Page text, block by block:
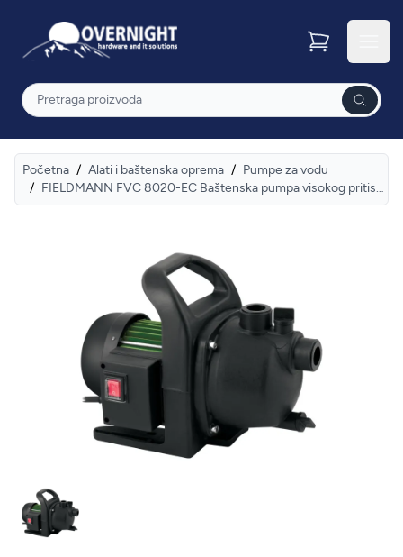
Overnight
Pretraga
Početna / Alati i baštenska oprema / Pumpe za vodu
/
FIELDMANN FVC 8020-EC Baštenska pumpa visokog pritiska za vodu